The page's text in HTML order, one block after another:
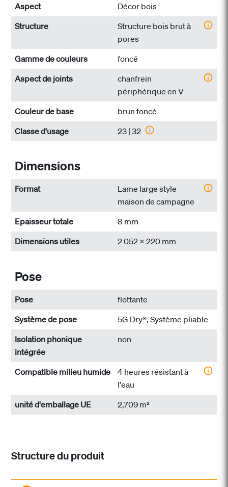
Aspect
Décor bois
Structure
Structure bois brut à
pores
Gamme de couleurs
foncé
Aspect de joints
chanfrein
périphérique en V
Couleur de base
brun foncé
Classe d'usage
23 | 32
Dimensions
Format
Lame large style
maison de campagne
Epaisseur totale
8 mm
Dimensions utiles
2 052 x 220 mm
Pose
Pose
flottante
Système de pose
5G Dry®, Système pliable
Isolation phonique
intégrée
non
Compatible milieu humide
4 heures résistant à
l'eau
unité d'emballage UE
2,709 m²
Structure du produit